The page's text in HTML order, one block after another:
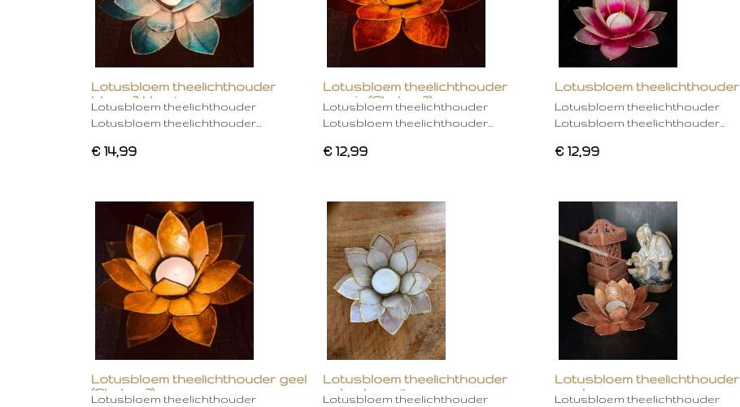
Lotusbloem theelichthouder
blauw 2 kleurig
Lotusbloem theelichthouder
Lotusbloem theelichthouder…
€ 14,99
Lotusbloem theelichthouder
oranje (Chakra 2)
Lotusbloem theelichthouder
Lotusbloem theelichthouder…
€ 12,99
Lotusbloem theelichthouder
rose
Lotusbloem theelichthouder
Lotusbloem theelichthouder…
€ 12,99
Lotusbloem theelichthouder geel
(Chakra 3)
Lotusbloem theelichthouder
Lotusbloem theelichthouder
gebroken wit
Lotusbloem theelichthouder
Lotusbloem theelichthouder
mocha
Lotusbloem theelichthouder